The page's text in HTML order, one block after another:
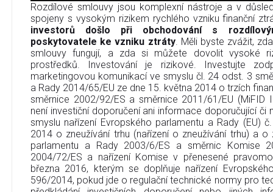
Rozdílové smlouvy jsou komplexní nástroje a v
spojeny s vysokým rizikem rychlého vzniku finanční
investorů došlo při obchodování s
poskytovatele ke vzniku ztráty. Měli byste zvážit,
smlouvy fungují, a zda si můžete dovolit vysoké
prostředků. Investování je rizikové. Investujte
marketingovou komunikací ve smyslu čl. 24 odst. 3
a Rady 2014/65/EU ze dne 15. května 2014 o trzích
směrnice 2002/92/ES a směrnice 2011/61/EU (MiFID
není investiční doporučení ani informace doporučující či
smyslu nařízení Evropského parlamentu a Rady (EU)
2014 o zneužívání trhu (nařízení o zneužívání trhu) a o
parlamentu a Rady 2003/6/ES a směrnic Komise
2004/72/ES a nařízení Komise v přenesené
března 2016, kterým se doplňuje nařízení
596/2014, pokud jde o regulační technické normy pro